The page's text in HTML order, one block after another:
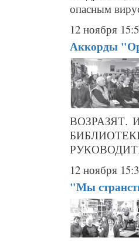
опасным
12 ноября
Аккорды
12 ноября
"Мы